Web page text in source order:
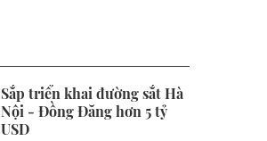
Sắp triển khai đường sắt Hà
Nội - Đồng Đăng hơn 5 tỷ
USD